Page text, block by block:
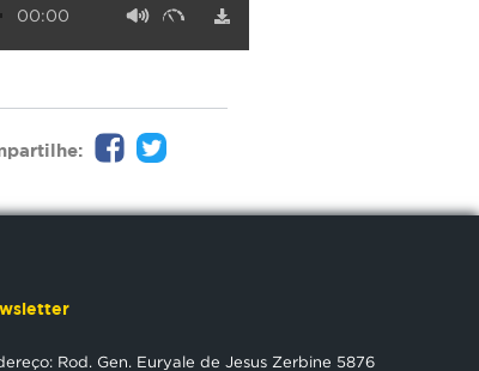
00:00
Rod. Gen. Euryale de Jesus Zerbine 5876